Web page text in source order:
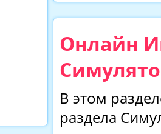
Онлайн
В этом
раздела